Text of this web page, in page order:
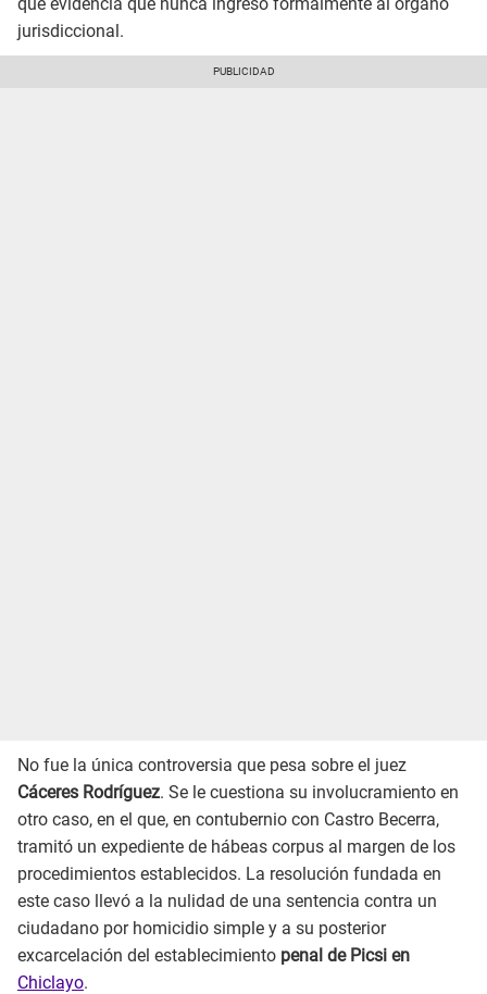
que evidencia que nunca ingresó formalmente al órgano
jurisdiccional.
No fue la única controversia que pesa sobre el juez
Cáceres Rodríguez. Se le cuestiona su involucramiento en
otro caso, en el que, en contubernio con Castro Becerra,
tramitó un expediente de hábeas corpus al margen de los
procedimientos establecidos. La resolución fundada en
este caso llevó a la nulidad de una sentencia contra un
ciudadano por homicidio simple y a su posterior
excarcelación del establecimiento penal de Picsi en
Chiclayo.